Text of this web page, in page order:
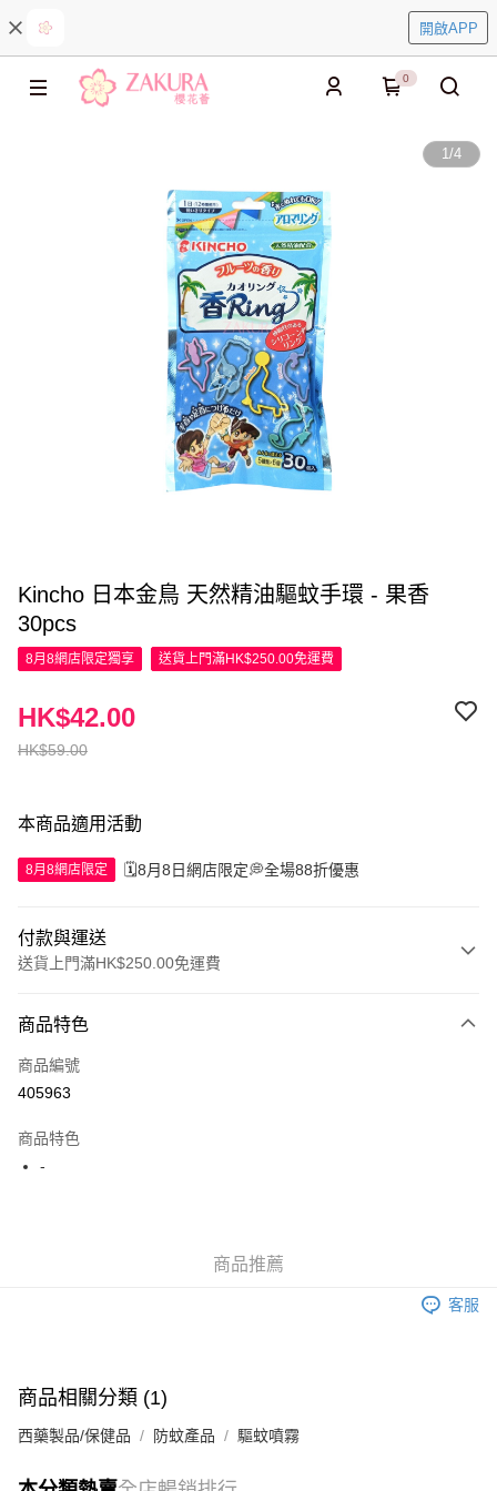
開啟APP
0
1/4
Kincho 日本金鳥 天然精油驅蚊手環 - 果香
30pcs
8月8網店限定獨享 送貨上門滿HK$250.00免運費
HK$59.00
HK$42.00
本商品適用活動
8月8網店限定 🗓️8月8日網店限定💭全場88折優惠
付款與運送
送貨上門滿HK$250.00免運費
信用卡
Apple Pay
JD京東物流，訂單確認發貨後2-4個工作天送達
商品特色
商品編號
405963
商品特色
-
商品推薦
客服
商品相關分類 (1)
西藥製品/保健品 防蚊產品 驅蚊噴霧